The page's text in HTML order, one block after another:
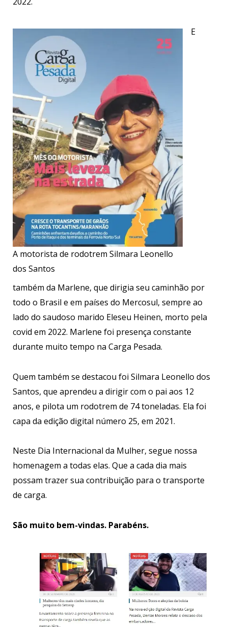
A motorista de rodotrem Silmara Leonello
dos Santos
E
também da Marlene, que dirigia seu caminhão por
todo o Brasil e em países do Mercosul, sempre ao
lado do saudoso marido Eleseu Heinen, morto pela
covid em 2022. Marlene foi presença constante
durante muito tempo na Carga Pesada.
Quem também se destacou foi Silmara Leonello dos
Santos, que aprendeu a dirigir com o pai aos 12
anos, e pilota um rodotrem de 74 toneladas. Ela foi
capa da edição digital número 25, em 2021.
Neste Dia Internacional da Mulher, segue nossa
homenagem a todas elas. Que a cada dia mais
possam trazer sua contribuição para o transporte
de carga.
São muito bem-vindas. Parabéns.